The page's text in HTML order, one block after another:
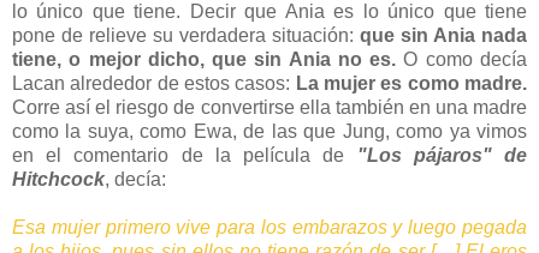
lo único que tiene. Decir que Ania es lo único que tiene
pone de relieve su verdadera situación: que sin Ania nada
tiene, o mejor dicho, que sin Ania no es. O como decía
Lacan alrededor de estos casos: La mujer es como madre.
Corre así el riesgo de convertirse ella también en una madre
como la suya, como Ewa, de las que Jung, como ya vimos
en el comentario de la película de "Los pájaros" de
Hitchcock, decía:
Esa mujer primero vive para los embarazos y luego pegada